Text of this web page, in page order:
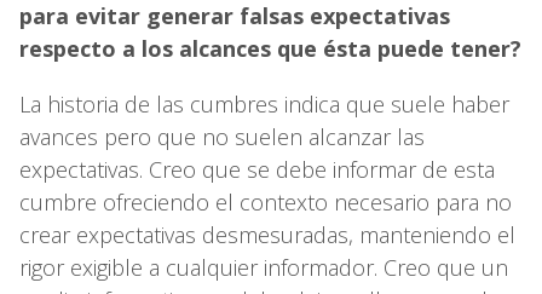
para evitar generar falsas expectativas
respecto a los alcances que ésta puede tener?
La historia de las cumbres indica que suele haber
avances pero que no suelen alcanzar las
expectativas. Creo que se debe informar de esta
cumbre ofreciendo el contexto necesario para no
crear expectativas desmesuradas, manteniendo el
rigor exigible a cualquier informador. Creo que un